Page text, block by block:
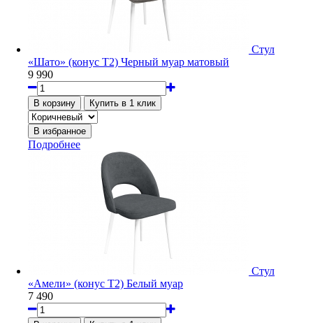
Стул
«Шато» (конус Т2) Черный муар матовый
9 990
Подробнее
Стул
«Амели» (конус Т2) Белый муар
7 490